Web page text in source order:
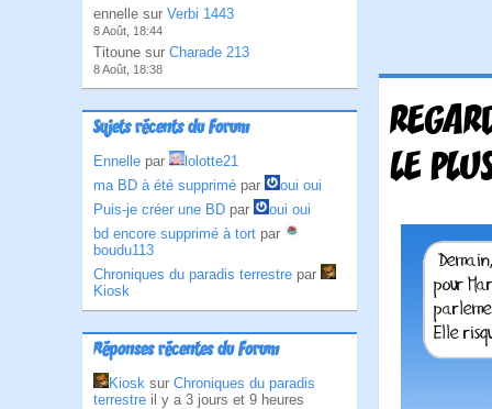
ennelle sur Verbi 1443
8 Août, 18:44
Titoune sur Charade 213
8 Août, 18:38
Sujets récents du Forum
Ennelle par
lolotte21
ma BD à été supprimé par
oui oui
Puis-je créer une BD par
oui oui
bd encore supprimé à tort par
boudu113
Chroniques du paradis terrestre par
Kiosk
Réponses récentes du Forum
Kiosk sur Chroniques du paradis
terrestre il y a 3 jours et 9 heures
LE